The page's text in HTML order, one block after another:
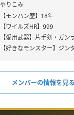
やりこみ
【モンハン歴】18年
【ワイルズHR】999
【愛用武器】片手剣・ガン
【好きなモンスター】ジ
メンバーの情報を見る